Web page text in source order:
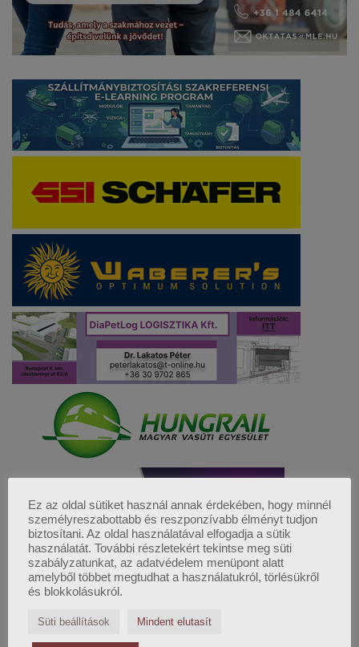
FELSŐFOKÚ LOGISZTIKAI
Ez az oldal sütiket használ annak érdekében, hogy minnél
személyreszabottabb és reszponzívabb élményt tudjon
biztosítani. Az oldal használatával elfogadja a sütik
használatát. További részletekért tekintse meg süti
szabályzatunkat, az adatvédelem menüpont alatt
amelyből többet megtudhat a használatukról, törlésükről
és blokkolásukról.
Süti beállítások Mindent elutasít